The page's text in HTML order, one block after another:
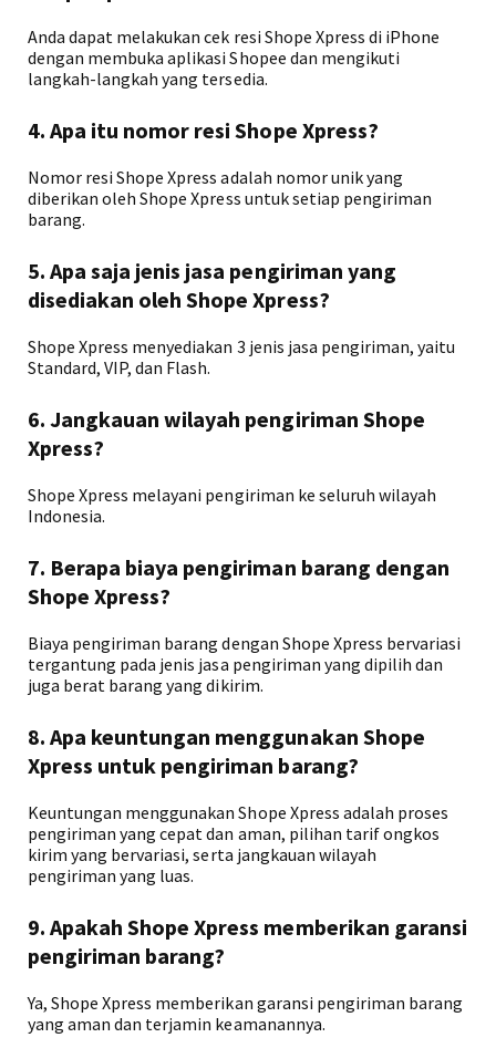
Anda dapat melakukan cek resi Shope Xpress di iPhone
dengan membuka aplikasi Shopee dan mengikuti
langkah-langkah yang tersedia.
4. Apa itu nomor resi Shope Xpress?
Nomor resi Shope Xpress adalah nomor unik yang
diberikan oleh Shope Xpress untuk setiap pengiriman
barang.
5. Apa saja jenis jasa pengiriman yang
disediakan oleh Shope Xpress?
Shope Xpress menyediakan 3 jenis jasa pengiriman, yaitu
Standard, VIP, dan Flash.
6. Jangkauan wilayah pengiriman Shope
Xpress?
Shope Xpress melayani pengiriman ke seluruh wilayah
Indonesia.
7. Berapa biaya pengiriman barang dengan
Shope Xpress?
Biaya pengiriman barang dengan Shope Xpress bervariasi
tergantung pada jenis jasa pengiriman yang dipilih dan
juga berat barang yang dikirim.
8. Apa keuntungan menggunakan Shope
Xpress untuk pengiriman barang?
Keuntungan menggunakan Shope Xpress adalah proses
pengiriman yang cepat dan aman, pilihan tarif ongkos
kirim yang bervariasi, serta jangkauan wilayah
pengiriman yang luas.
9. Apakah Shope Xpress memberikan garansi
pengiriman barang?
Ya, Shope Xpress memberikan garansi pengiriman barang
yang aman dan terjamin keamanannya.